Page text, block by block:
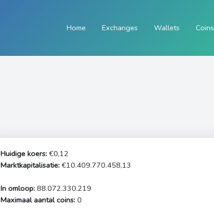
Home Exchanges Wallets Coins
Huidige koers: €0,12
Marktkapitalisatie: €10.409.770.458,13
In omloop: 88.072.330.219
Maximaal aantal coins: 0